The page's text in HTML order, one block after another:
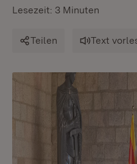
Lesezeit: 3 Minuten
Teilen Text